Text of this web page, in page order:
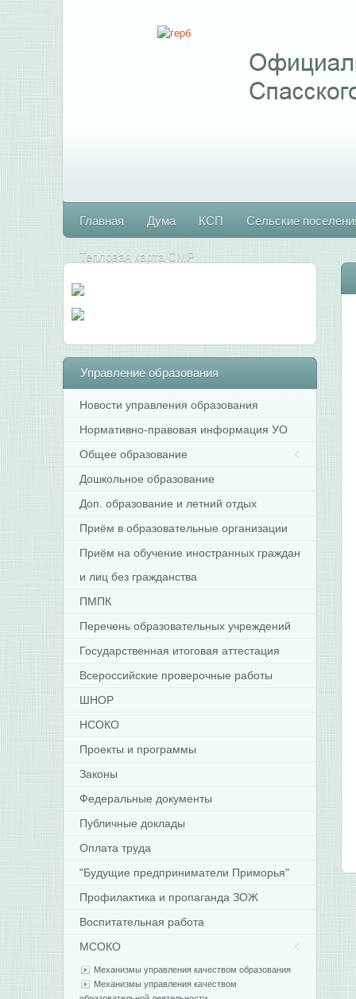
Главная Дума КСП Сельские
Тепловая карта СМР
Управлениеобразования
Новости управления образования
Нормативно-правовая информация УО
Общее образование
Дошкольное образование
Доп. образование и летний отдых
Приём в образовательные организации
Приём на обучение иностранных граждан
и лиц без гражданства
ПМПК
Перечень образовательных учреждений
Государственная итоговая аттестация
Всероссийские проверочные работы
ШНОР
НСОКО
Проекты и программы
Законы
Федеральные документы
Публичные доклады
Оплата труда
"Будущие предприниматели Приморья"
Профилактика и пропаганда ЗОЖ
Воспитательная работа
МСОКО
Механизмы управления качеством образования
Механизмы управления качеством